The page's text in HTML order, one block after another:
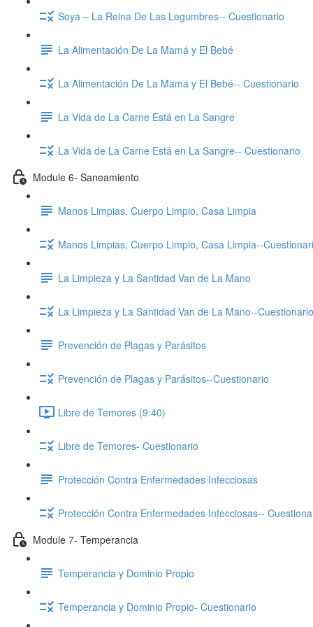
Soya – La Reina De Las Legumbres-- Cuestionario
La Alimentación De La Mamá y El Bebé
La Alimentación De La Mamá y El Bebé-- Cuestionario
La Vida de La Carne Está en La Sangre
La Vida de La Carne Está en La Sangre-- Cuestionario
Module 6- Saneamiento
Manos Limpias, Cuerpo Limpio, Casa Limpia
Manos Limpias, Cuerpo Limpio, Casa Limpia--
La Limpieza y La Santidad Van de La Mano
La Limpieza y La Santidad Van de La Mano--Cuestionario
Prevención de Plagas y Parásitos
Prevención de Plagas y Parásitos--Cuestionario
Libre de Temores (9:40)
Libre de Temores- Cuestionario
Protección Contra Enfermedades Infecciosas
Protección Contra Enfermedades Infecciosas--
Module 7- Temperancia
Temperancia y Dominio Propio
Temperancia y Dominio Propio- Cuestionario